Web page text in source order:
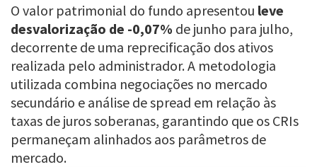
O valor patrimonial do fundo apresentou leve
desvalorização de -0,07% de junho para julho,
decorrente de uma reprecificação dos ativos
realizada pelo administrador. A metodologia
utilizada combina negociações no mercado
secundário e análise de spread em relação às
taxas de juros soberanas, garantindo que os CRIs
permaneçam alinhados aos parâmetros de
mercado.